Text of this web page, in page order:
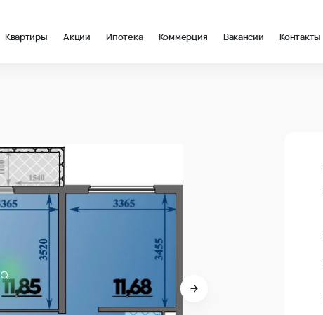
Квартиры Акции Ипотека Коммерция Вакансии Контакты